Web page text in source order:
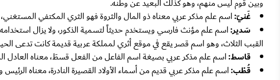
وبين قوم ليس منهم، وهو كذلك البعيد عن وطنه.
غَنيّ:اسم علم مذكر عربي معناه ذو المال والثروة فهو الثري المكتفي
سَدير:اسم علم مؤنث فارسي ويستخدم حديثاً لتسمية الذكور، ولا يزال استخدامه
القبب الثلاث، وهو اسم قصر يقع في موقع أثري لمملكة عربية قديمة كانت تدعى
قاسط:اسم علم مذكر عربي بصيغة اسم الفاعل من الفعل قسطَ، معناه
قُطْب:اسم علم مذكر عربي قديم من أسماء الأولاد القصيرة النادرة، معناه